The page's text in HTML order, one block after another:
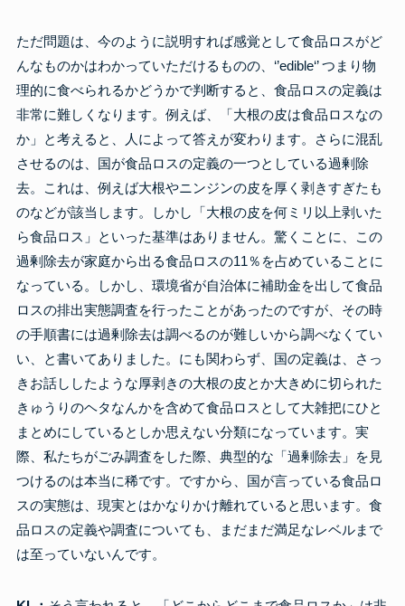
ただ問題は、今のように説明すれば感覚として食品ロスがど
んなものかはわかっていただけるものの、‘’edible‘’ つまり物
理的に食べられるかどうかで判断すると、食品ロスの定義は
非常に難しくなります。例えば、「大根の皮は食品ロスなの
か」と考えると、人によって答えが変わります。さらに混乱
させるのは、国が食品ロスの定義の一つとしている過剰除
去。これは、例えば大根やニンジンの皮を厚く剥きすぎたも
のなどが該当します。しかし「大根の皮を何ミリ以上剥いた
ら食品ロス」といった基準はありません。驚くことに、この
過剰除去が家庭から出る食品ロスの11％を占めていることに
なっている。しかし、環境省が自治体に補助金を出して食品
ロスの排出実態調査を行ったことがあったのですが、その時
の手順書には過剰除去は調べるのが難しいから調べなくてい
い、と書いてありました。にも関わらず、国の定義は、さっ
きお話ししたような厚剥きの大根の皮とか大きめに切られた
きゅうりのヘタなんかを含めて食品ロスとして大雑把にひと
まとめにしているとしか思えない分類になっています。実
際、私たちがごみ調査をした際、典型的な「過剰除去」を見
つけるのは本当に稀です。ですから、国が言っている食品ロ
スの実態は、現実とはかなりかけ離れていると思います。食
品ロスの定義や調査についても、まだまだ満足なレベルまで
は至っていないんです。